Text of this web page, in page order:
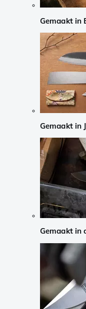
Gemaakt in
Gemaakt in
Gemaakt in